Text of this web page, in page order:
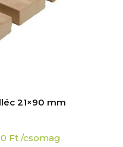
21×90 mm
Ft /csomag